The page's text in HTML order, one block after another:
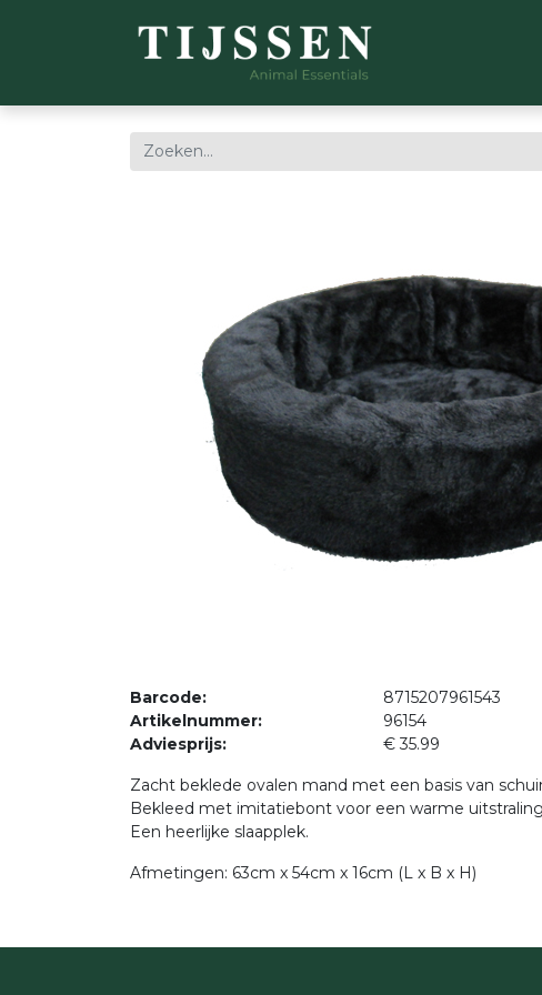
Barcode:
8715207961543
Artikelnummer:
96154
Adviesprijs:
€ 35.99
Zacht beklede ovalen mand met een basis van
Bekleed met imitatiebont voor een warme
Een heerlijke slaapplek.
Afmetingen: 63cm x 54cm x 16cm (L x B x H)